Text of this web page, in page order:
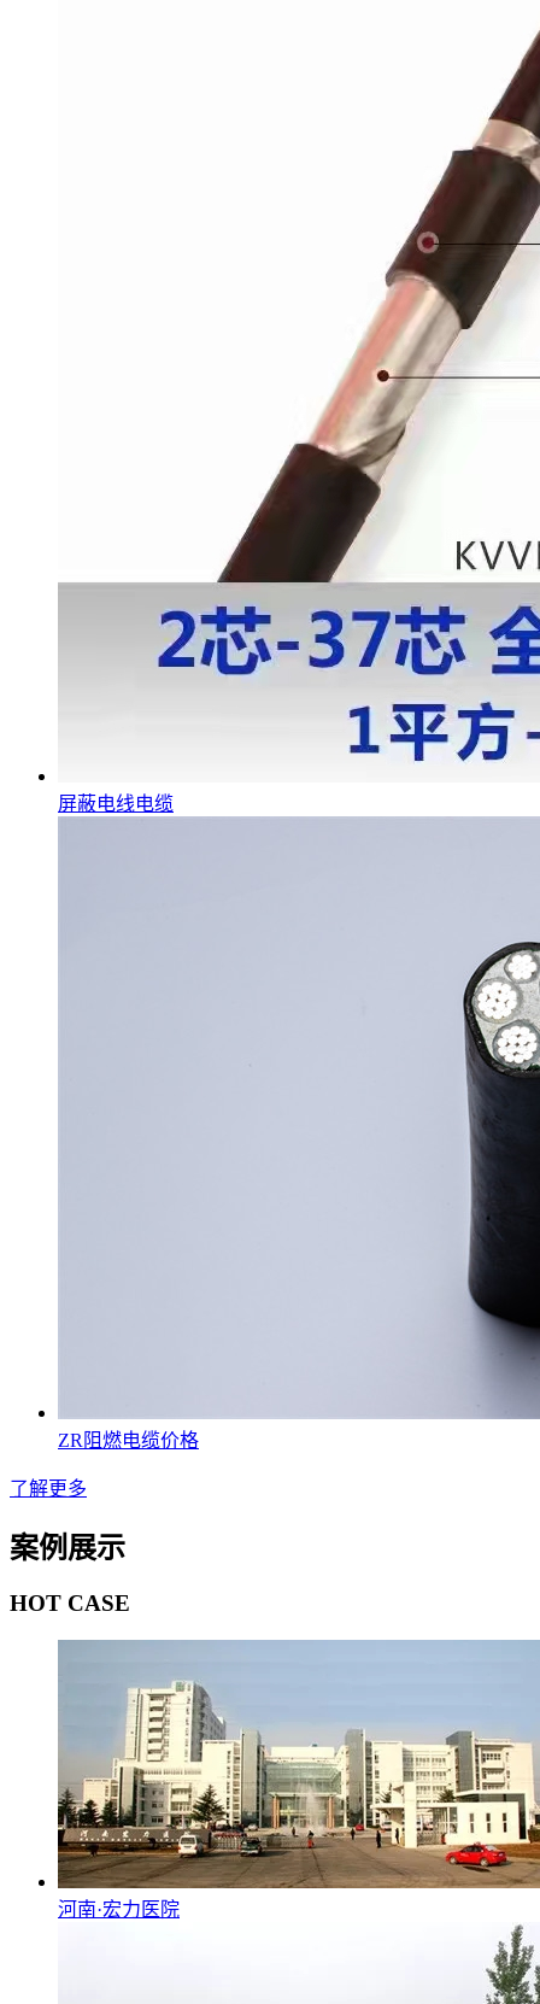
屏蔽电线电缆
ZR阻燃电缆价格
了解更多
案例展示
HOT CASE
河南·宏力医院